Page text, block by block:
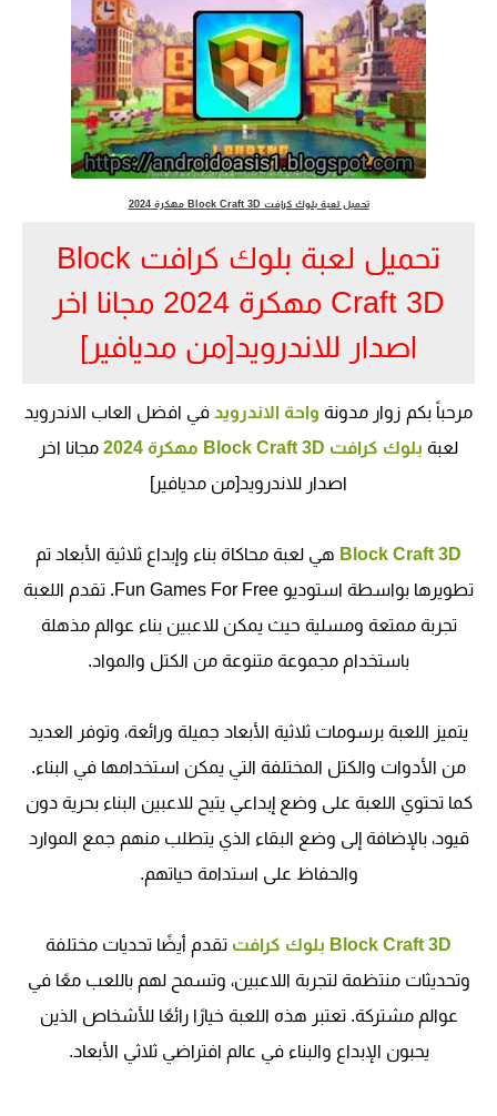
تحميل لعبة بلوك كرافت Block Craft 3D مهكرة 2024
تحميل لعبة بلوك كرافت Block
Craft 3D مهكرة 2024 مجانا اخر
اصدار للاندرويد[من مديافير]
مرحباً بكم زوار مدونة واحة الاندرويد في افضل العاب الاندرويد
لعبة بلوك كرافت Block Craft 3D مهكرة 2024
مجانا اخر
اصدار للاندرويد[من مديافير]
Block Craft 3D هي لعبة محاكاة بناء وإبداع ثلاثية الأبعاد تم
تطويرها بواسطة استوديو Fun Games For Free. تقدم اللعبة
تجربة ممتعة ومسلية حيث يمكن للاعبين بناء عوالم مذهلة
باستخدام مجموعة متنوعة من الكتل والمواد.
يتميز اللعبة برسومات ثلاثية الأبعاد جميلة ورائعة، وتوفر العديد
من الأدوات والكتل المختلفة التي يمكن استخدامها في البناء.
كما تحتوي اللعبة على وضع إبداعي يتيح للاعبين البناء بحرية دون
قيود، بالإضافة إلى وضع البقاء الذي يتطلب منهم جمع الموارد
والحفاظ على استدامة حياتهم.
Block Craft 3D بلوك كرافت
تقدم أيضًا تحديات مختلفة
وتحديثات منتظمة لتجربة اللاعبين، وتسمح لهم باللعب معًا في
عوالم مشتركة. تعتبر هذه اللعبة خيارًا رائعًا للأشخاص الذين
يحبون الإبداع والبناء في عالم افتراضي ثلاثي الأبعاد.